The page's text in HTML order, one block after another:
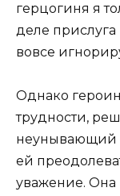
герцогиня я
деле
вовсе
Однако
трудности,
неунывающий
ей
уважение. Она